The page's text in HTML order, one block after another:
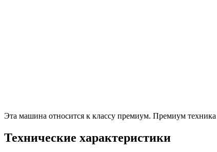
Эта машина относится к классу премиум. Премиум
Технические характеристики